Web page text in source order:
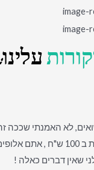
עלינו:
לא האמנתי שככה
בצלופן במבצע של 7 יחידות ב
שאין דברים כאלה !